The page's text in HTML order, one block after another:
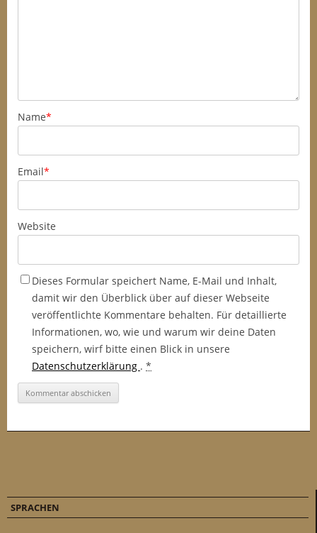
Name*
Email*
Website
Dieses Formular speichert Name, E-Mail und Inhalt,
damit wir den Überblick über auf dieser Webseite
veröffentlichte Kommentare behalten. Für detaillierte
Informationen, wo, wie und warum wir deine Daten
speichern, wirf bitte einen Blick in unsere
Datenschutzerklärung . *
SPRACHEN